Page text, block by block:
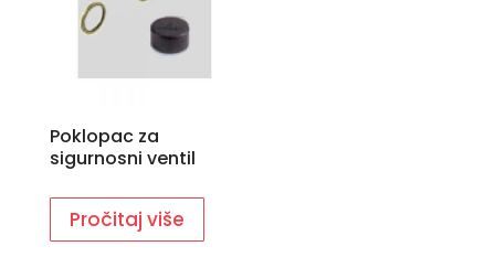
Poklopac za
sigurnosni ventil
Pročitaj više